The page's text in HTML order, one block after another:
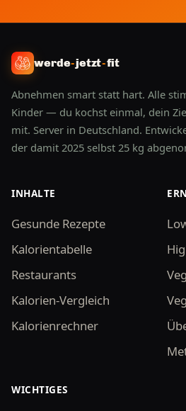
werde-jetzt-fit
Abnehmen smart statt hart. Alle
Kinder — du kochst einmal, dein
mit. Server in Deutschland.
der damit 2025 selbst 25 kg
INHALTE
Gesunde Rezepte
Kalorientabelle
Restaurants
Kalorien-Vergleich
Kalorienrechner
WICHTIGES